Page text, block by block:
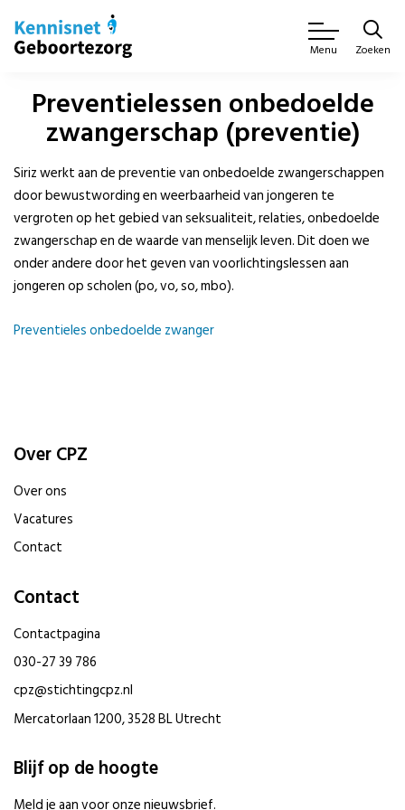
Menu Zoeken
Preventielessen onbedoelde
zwangerschap (preventie)
Siriz werkt aan de preventie van onbedoelde zwangerschappen
door bewustwording en weerbaarheid van jongeren te
vergroten op het gebied van seksualiteit, relaties, onbedoelde
zwangerschap en de waarde van menselijk leven. Dit doen we
onder andere door het geven van voorlichtingslessen aan
jongeren op scholen (po, vo, so, mbo).
Preventieles onbedoelde zwanger
Over CPZ
Over ons
Vacatures
Contact
Contact
Contactpagina
030-27 39 786
cpz@stichtingcpz.nl
Mercatorlaan 1200, 3528 BL Utrecht
Blijf op de hoogte
Meld je aan voor onze nieuwsbrief.